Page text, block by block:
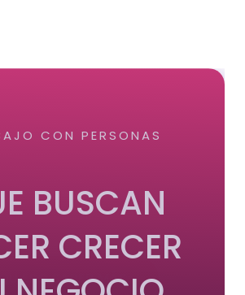
CON PERSONAS
BUSCAN
CRECER
QUIERO SABER MÁS